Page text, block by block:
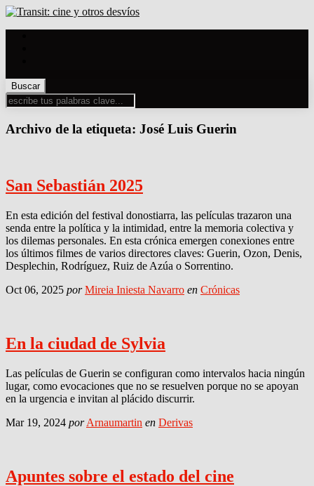
Archivo de la etiqueta: José Luis Guerin
San Sebastián 2025
En esta edición del festival donostiarra, las películas trazaron una
senda entre la política y la intimidad, entre la memoria colectiva y
los dilemas personales. En esta crónica emergen conexiones entre
los últimos filmes de varios directores claves: Guerin, Ozon, Denis,
Desplechin, Rodríguez, Ruiz de Azúa o Sorrentino.
Oct 06, 2025 por Mireia Iniesta Navarro en Crónicas
En la ciudad de Sylvia
Las películas de Guerin se configuran como intervalos hacia ningún
lugar, como evocaciones que no se resuelven porque no se apoyan
en la urgencia e invitan al plácido discurrir.
Mar 19, 2024 por Arnaumartin en Derivas
Apuntes sobre el estado del cine